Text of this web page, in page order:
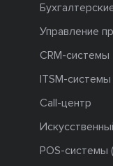
Управление
CRM-системы
ITSM-системы
Call-центр
POS-системы